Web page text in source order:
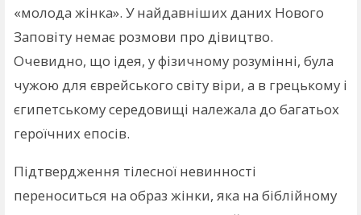
«молода жінка». У найдавніших даних Нового
Заповіту немає розмови про дівицтво.
Очевидно, що ідея, у фізичному розумінні, була
чужою для єврейського світу віри, а в грецькому і
єгипетському середовищі належала до багатьох
героїчних епосів.
Підтвердження тілесної невинності
переноситься на образ жінки, яка на біблійному